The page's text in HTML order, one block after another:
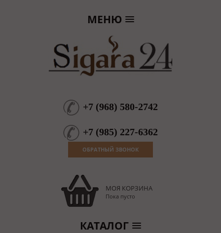
МЕНЮ
+7 (968) 580-2742
+7 (985) 227-6362
ОБРАТНЫЙ ЗВОНОК
МОЯ КОРЗИНА
Пока пусто
КАТАЛОГ